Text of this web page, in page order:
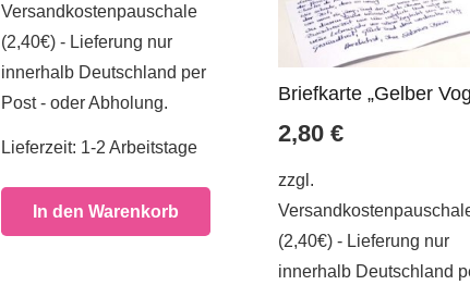
Versandkostenpauschale
(2,40€) - Lieferung nur
innerhalb Deutschland per
Post - oder Abholung.
Lieferzeit: 1-2 Arbeitstage
In den Warenkorb
Briefkarte „Gelber
2,80 €
zzgl.
(2,40€) - Lieferung nur
innerhalb Deutschland